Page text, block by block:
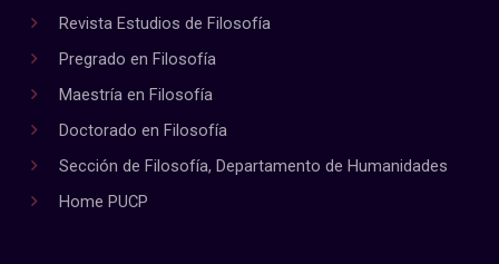
Revista Estudios de Filosofía
Pregrado en Filosofía
Maestría en Filosofía
Doctorado en Filosofía
Sección de Filosofía, Departamento de Humanidades
Home PUCP